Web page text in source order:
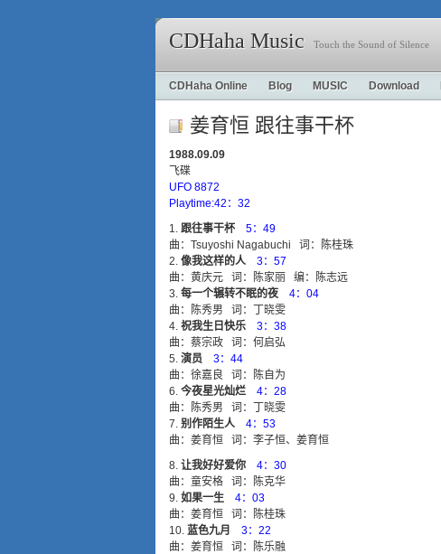
CDHaha Music Touch the Sound of Silence
CDHaha Online Blog MUSIC Download
姜育恒 跟往事干杯
1988.09.09
飞碟
UFO 8872
Playtime:42：32
跟往事干杯
5：49
曲：Tsuyoshi Nagabuchi 词：陈桂珠
像我这样的人
3：57
曲：黄庆元 词：陈家丽 编：陈志远
每一个辗转不眠的夜
4：04
曲：陈秀男 词：丁晓雯
祝我生日快乐
3：38
曲：蔡宗政 词：何启弘
演员
3：44
曲：徐嘉良 词：陈自为
今夜星光灿烂
4：28
曲：陈秀男 词：丁晓雯
别作陌生人
4：53
曲：姜育恒 词：李子恒、姜育恒
让我好好爱你
4：30
曲：童安格 词：陈克华
如果一生
4：03
曲：姜育恒 词：陈桂珠
蓝色九月
3：22
曲：姜育恒 词：陈乐融